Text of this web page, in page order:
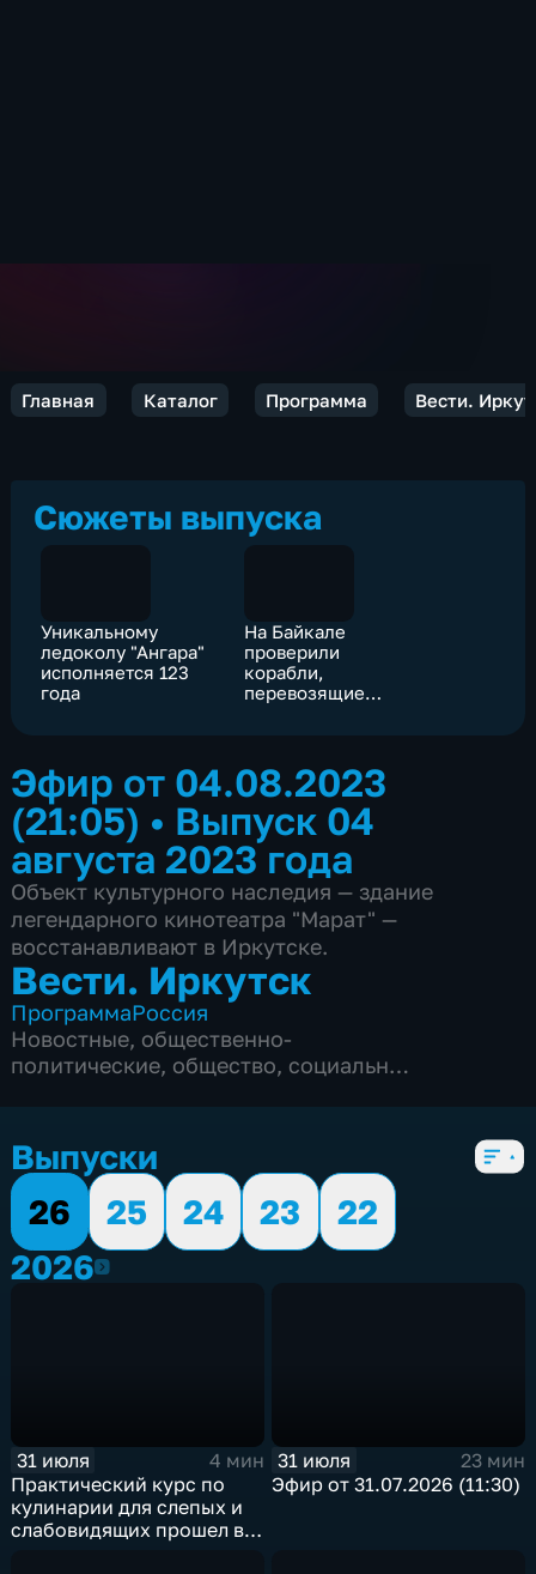
Главная Каталог Программа Вести.
Сюжеты выпуска
Уникальному
ледоколу "Ангара"
исполняется 123
года
На Байкале
проверили
корабли,
перевозящие
Эфир от 04.08.2023
(21:05) • Выпуск 04
августа 2023 года
Объект культурного наследия — здание
легендарного кинотеатра "Марат" —
восстанавливают в Иркутске.
Вести. Иркутск
ПрограммаРоссия
Новостные, общественно-
политические, общество, социально-
Выпуски
26
25 24 23
22
20262026
31 июля
4 мин
Практический курс по
кулинарии для слепых и
слабовидящих прошел в
31 июля
23 мин
Эфир от 31.07.2026 (11:30)